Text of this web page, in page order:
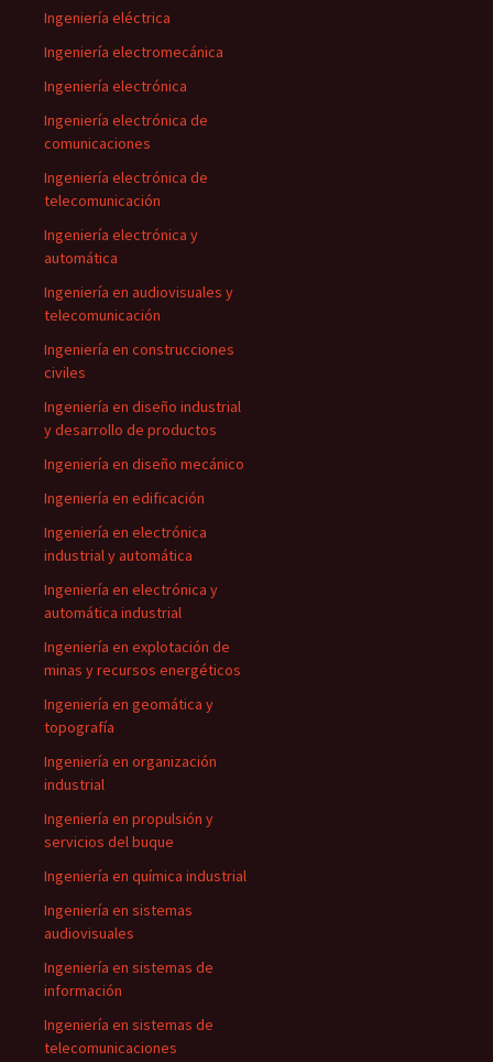
Ingeniería eléctrica
Ingeniería electromecánica
Ingeniería electrónica
Ingeniería electrónica de
comunicaciones
Ingeniería electrónica de
telecomunicación
Ingeniería electrónica y
automática
Ingeniería en audiovisuales y
telecomunicación
Ingeniería en construcciones
civiles
Ingeniería en diseño industrial
y desarrollo de productos
Ingeniería en diseño mecánico
Ingeniería en edificación
Ingeniería en electrónica
industrial y automática
Ingeniería en electrónica y
automática industrial
Ingeniería en explotación de
minas y recursos energéticos
Ingeniería en geomática y
topografía
Ingeniería en organización
industrial
Ingeniería en propulsión y
servicios del buque
Ingeniería en química industrial
Ingeniería en sistemas
audiovisuales
Ingeniería en sistemas de
información
Ingeniería en sistemas de
telecomunicaciones